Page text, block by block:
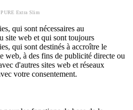
PURE Extra Slim
qui sont nécessaires au
site web et qui sont toujours
qui sont destinés à accroître le
web, à des fins de publicité directe ou
d'autres sites web et réseaux
votre consentement.